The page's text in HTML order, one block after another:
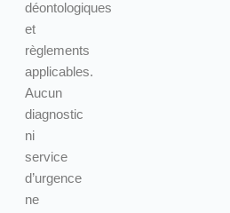
déontologiques
et
règlements
applicables.
Aucun
diagnostic
ni
service
d’urgence
ne